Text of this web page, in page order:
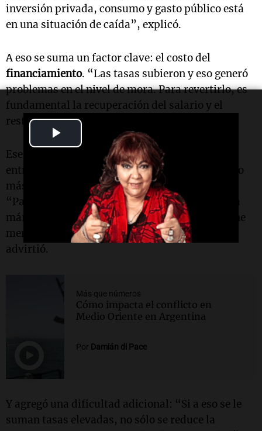
Video
inversión privada, consumo y gasto público está
en una situación de caída”, explicó.
A eso se suma un factor clave: el costo del
financiamiento. “Las tasas subieron y eso generó
problemas en el nivel de mora. Para revertirlo, es
fundamental la recuperación del salario y el
restablecimiento del crédito”, planteó.
Ese contexto impacta directamente en el
entramado productivo. SegúnDi Pace
, el cambio
más visible es la reducción de larentabilidad
“Pasamos de una situación de altos márgenes a
márgenes comprimidos. Hoy el empresario tiene
menos margen para sostener su negocio”,
advirtió.
Más que números
Cómo impacta el conflicto en
Medio Oriente en Argentina
Por Damián di Pace
Y agregó una dificultad adicional: “Si a eso se le
suman tasas elevadas, no sólo se reduce la